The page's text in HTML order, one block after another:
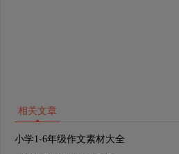
相关文章
小学1-6年级作文素材大全